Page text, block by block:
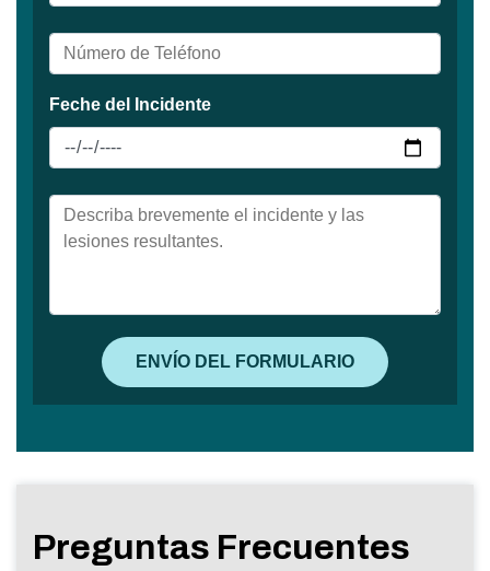
Preguntas Frecuentes